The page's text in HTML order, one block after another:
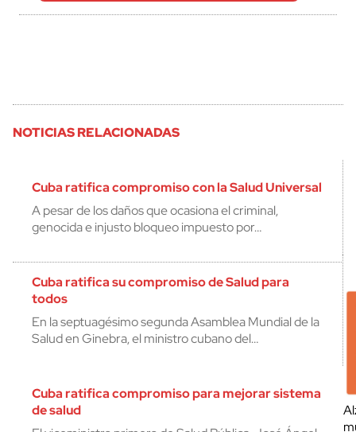
NOTICIAS RELACIONADAS
Cuba ratifica compromiso con la Salud Universal
A pesar de los daños que ocasiona el criminal,
genocida e injusto bloqueo impuesto por…
Cuba ratifica su compromiso de Salud para
todos
En la septuagésimo segunda Asamblea Mundial de la
Salud en Ginebra, el ministro cubano del…
Cuba ratifica compromiso para mejorar sistema
de salud